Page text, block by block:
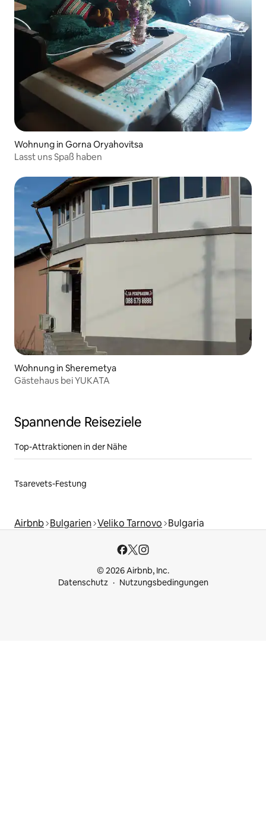
Wohnung in Gorna Oryahovitsa
Lasst uns Spaß haben
Wohnung in Sheremetya
Gästehaus bei YUKATA
Spannende Reiseziele
Top-Attraktionen in der Nähe
Tsarevets-Festung
Airbnb Bulgarien Veliko Tarnovo Bulgaria
© 2026 Airbnb, Inc.
Datenschutz
Nutzungsbedingungen